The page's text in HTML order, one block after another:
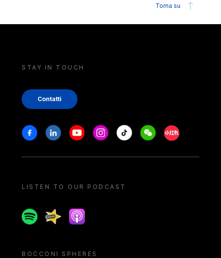
Torna su
STAY IN TOUCH
Contatti
Stay in touch
FacebookLinkedinYoutubeInstagram
Tiktok WeechatXiaohongshu/
LISTEN TO OUR PODCAST
SpotifySpreakerApple podcast
BOCCONI SPHERES